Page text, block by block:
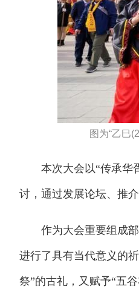
图为“乙巳
本次大会以“传承华胥
讨，通过发展论坛、推
作为大会重要组成部
进行了具有当代意义的
祭”的古礼，又赋予“五